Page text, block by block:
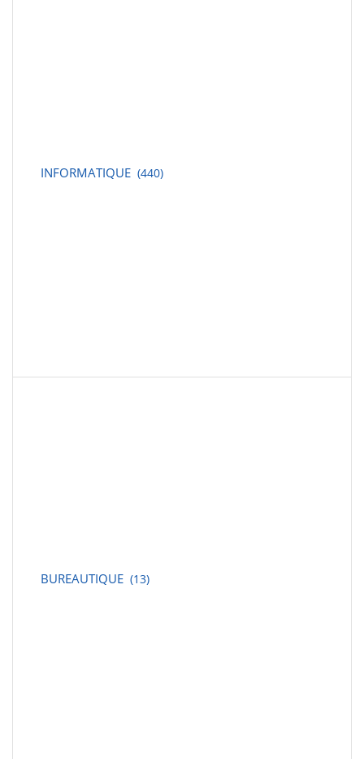
INFORMATIQUE (440)
BUREAUTIQUE (13)